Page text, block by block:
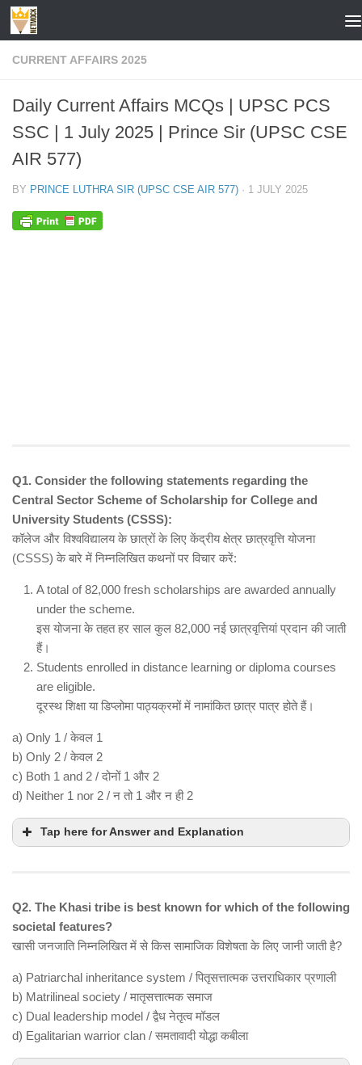
Skip to content
CURRENT AFFAIRS 2025
Daily Current Affairs MCQs | UPSC PCS
SSC | 1 July 2025 | Prince Sir (UPSC CSE
AIR 577)
BY PRINCE LUTHRA SIR (UPSC CSE AIR 577) · 1 JULY 2025
Q1. Consider the following statements regarding the
Central Sector Scheme of Scholarship for College and
University Students (CSSS):
कॉलेज और विश्वविद्यालय के छात्रों के लिए केंद्रीय क्षेत्र छात्रवृत्ति योजना
(CSSS) के बारे में निम्नलिखित कथनों पर विचार करें:
A total of 82,000 fresh scholarships are awarded annually
under the scheme.
इस योजना के तहत हर साल कुल 82,000 नई छात्रवृत्तियां प्रदान की जाती
हैं।
Students enrolled in distance learning or diploma courses
are eligible.
दूरस्थ शिक्षा या डिप्लोमा पाठ्यक्रमों में नामांकित छात्र पात्र होते हैं।
a) Only 1 / केवल 1
b) Only 2 / केवल 2
c) Both 1 and 2 / दोनों 1 और 2
d) Neither 1 nor 2 / न तो 1 और न ही 2
Tap here for Answer and Explanation
Q2. The Khasi tribe is best known for which of the following
societal features?
खासी जनजाति निम्नलिखित में से किस सामाजिक विशेषता के लिए जानी जाती है?
a) Patriarchal inheritance system / पितृसत्तात्मक उत्तराधिकार प्रणाली
b) Matrilineal society / मातृसत्तात्मक समाज
c) Dual leadership model / द्वैध नेतृत्व मॉडल
d) Egalitarian warrior clan / समतावादी योद्धा कबीला